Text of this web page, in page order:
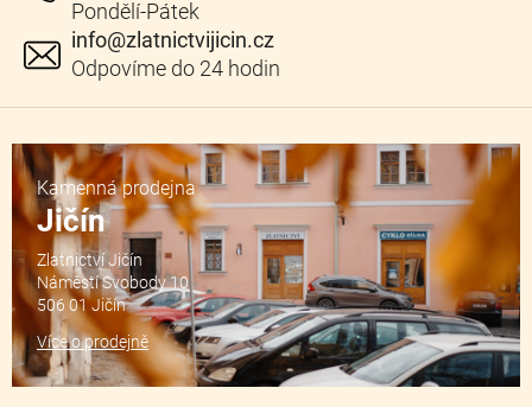
info@zlatnictvijicin.cz
Kamenná prodejna
Jičín
Zlatnictví Jičín
Náměstí Svobody 10
506 01 Jičín
Více o prodejně